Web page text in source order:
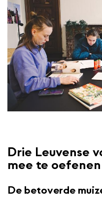
Drie Leuvense
mee te oefenen
De betoverde